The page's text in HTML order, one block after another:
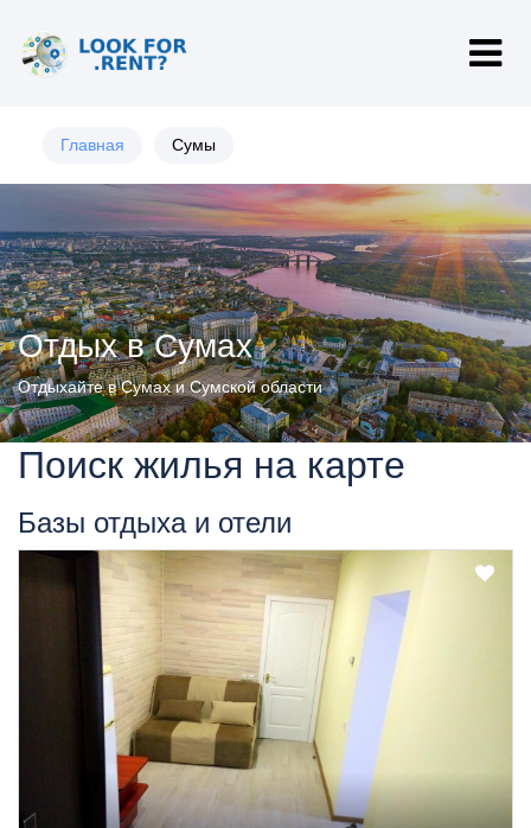
Главная Сумы
Отдых в Сумах
Отдыхайте в Сумах и Сумской области
Поиск жилья на карте
Базы отдыха и отели